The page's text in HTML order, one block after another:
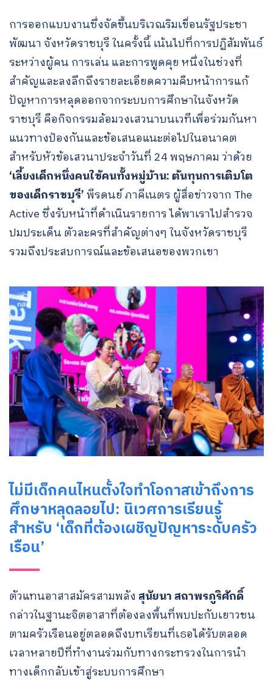
การออกแบบงานซึ่งจัดขึ้นบริเวณริมเขื่อนรัฐประชา
พัฒนา จังหวัดราชบุรี ในครั้งนี้ เน้นไปที่การปฏิสัมพันธ์
ระหว่างผู้คน การเล่น และการพูดคุย หนึ่งในช่วงที่
สำคัญและลงลึกถึงรายละเอียดความคืบหน้าการแก้
ปัญหาการหลุดออกจากระบบการศึกษาในจังหวัด
ราชบุรี คือกิจกรรมล้อมวงเสวนาบนเวทีเพื่อร่วมกันหา
แนวทางป้องกันและข้อเสนอแนะต่อไปในอนาคต
สำหรับหัวข้อเสวนาประจำวันที่ 24 พฤษภาคม ว่าด้วย
‘เลี้ยงเด็กหนึ่งคนใช้คนทั้งหมู่บ้าน: ต้นทุนการเติบโต
ของเด็กราชบุรี’พีรดนย์ ภาคีเนตร ผู้สื่อข่าวจาก The
Active ซึ่งรับหน้าที่ดำเนินรายการ ได้พาเราไปสำรวจ
ปมประเด็น ตัวละครที่สำคัญต่างๆ ในจังหวัดราชบุรี
รวมถึงประสบการณ์และข้อเสนอของพวกเขา
ไม่มีเด็กคนไหนตั้งใจทำโอกาสเข้าถึงการ
ศึกษาหลุดลอยไป: นิเวศการเรียนรู้
สำหรับ ‘เด็กที่ต้องเผชิญปัญหาระดับครัว
เรือน’
ตัวแทนอาสาสมัครสามพลังสุนัยนา สถาพรภูริศักดิ์
กล่าวในฐานะจิตอาสาที่ต้องลงพื้นที่พบปะกับเยาวชน
ตามครัวเรือนอยู่ตลอดถึงบทเรียนที่เธอได้รับตลอด
เวลาหลายปีที่ทำงานร่วมกับทางกระทรวงในการนำ
ทางเด็กกลับเข้าสู่ระบบการศึกษา